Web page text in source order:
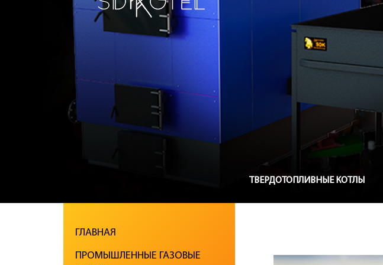
ТВЕРДОТОПЛИВНЫЕ КОТЛЫ
ГЛАВНАЯ
ПРОМЫШЛЕННЫЕ ГАЗОВЫЕ